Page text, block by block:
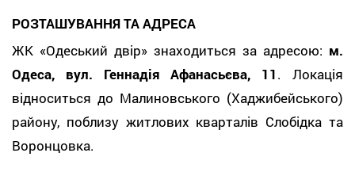
РОЗТАШУВАННЯ ТА АДРЕСА
ЖК «Одеський двір» знаходиться за адресою: м.
Одеса, вул. Геннадія Афанасьєва, 11. Локація
відноситься до Малиновського (Хаджибейського)
району, поблизу житлових кварталів Слобідка та
Воронцовка.